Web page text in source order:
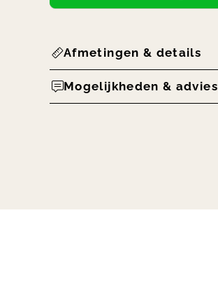
Afmetingen & details
Mogelijkheden & advies